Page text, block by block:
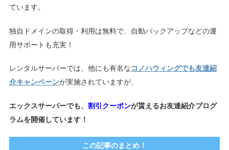
ています。
独自ドメインの取得・利用は無料で、自動バックアップなどの運
用サポートも充実！
レンタルサーバーでは、他にも有名なコノハウィングでも友達紹
介キャンペーンが実施されていますが、
エックスサーバーでも、 割引クーポンが貰えるお友達紹介プログ
ラムを開催しています！
この記事のまとめ！